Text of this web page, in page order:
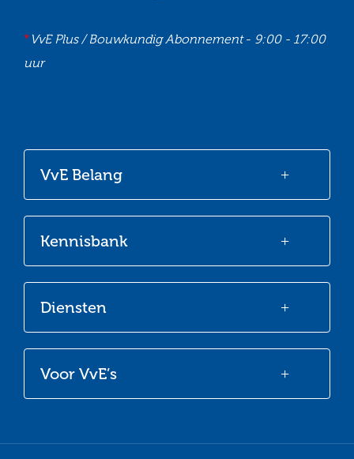
Voor VvE’s
Diensten
Kennisbank
VvE Belang
*VvE Plus / Bouwkundig Abonnement- 9:00 - 17:00
uur
Facebook